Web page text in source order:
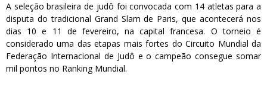
A seleção brasileira de judô foi convocada com 14 atletas para a
disputa do tradicional Grand Slam de Paris, que acontecerá nos
dias 10 e 11 de fevereiro, na capital francesa. O torneio é
considerado uma das etapas mais fortes do Circuito Mundial da
Federação Internacional de Judô e o campeão consegue somar
mil pontos no Ranking Mundial.